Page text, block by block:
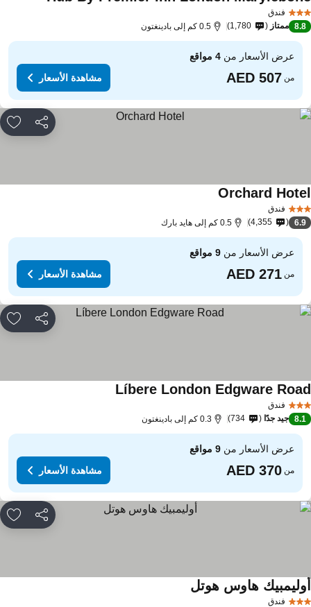
فندق
مشاهدة
8.8 ممتاز 1,780 0.5 كم إلى بادينغتون
عرض الأسعار من4 مواقع
من مشاهدة الأسعار
مشاركة
فندق
Orchardمشاهدة الأسعار
6.9
4,355 0.5 كم إلى هايد بارك
عرض الأسعار من9 مواقع
من مشاهدة الأسعار
مشاركة
فندق
Líbere London Edgwareمشاهدة الأسعار
8.1 جيد جدًا 734 0.3 كم إلى بادينغتون
عرض الأسعار من9 مواقع
من مشاهدة الأسعار
مشاركة
فندق
هاوس هوتلمشاهدة الأسعار